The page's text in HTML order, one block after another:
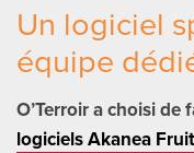
Un logiciel
équipe
O’Terroir a choisi
logiciels Akanea